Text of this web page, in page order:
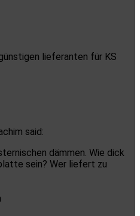
lieferanten für KS
said:
dämmen. Wie dick
sein? Wer liefert zu